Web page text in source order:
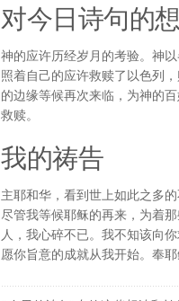
对今日诗句的
神的应许历经岁月的考验。神
照着自己的应许救赎了以色列
的边缘等候再次来临，为神的
救赎。
我的祷告
主耶和华，看到世上如此之多
尽管我等候耶稣的再来，为着
人，我心碎不已。我不知该向
愿你旨意的成就从我开始。奉耶